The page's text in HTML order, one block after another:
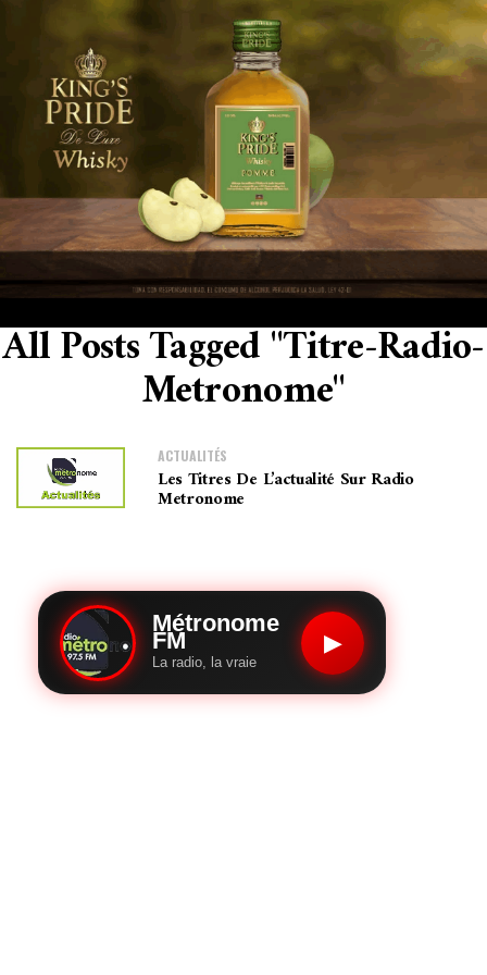
All Posts Tagged "titre-Radio-
Metronome"
ACTUALITÉS
Les Titres De L’actualité Sur Radio
Metronome
Métronome
FM
La radio, la vraie
▶